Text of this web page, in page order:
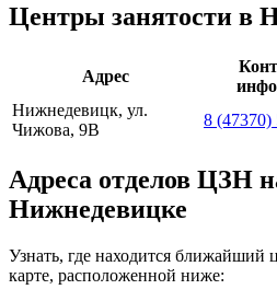
Центры занятости в
Адрес
Нижнедевицк, ул.
Чижова, 9В
8 (47370)
Адреса отделов ЦЗН
Нижнедевицке
Узнать, где находится ближайший
карте, расположенной ниже: